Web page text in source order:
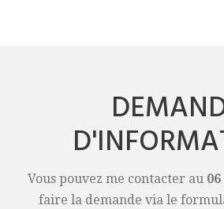
Vous pouvez me contacter au 06
faire la demande via le